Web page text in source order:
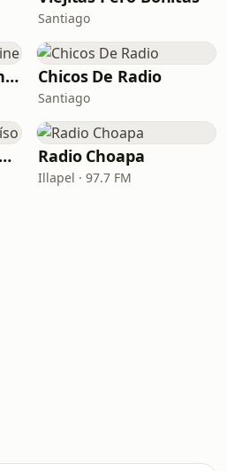
Santiago
Radio Inolvidable Online Chicos De Radio
Santiago
Radio Somos Valparaíso Radio Choapa
Illapel · 97.7 FM